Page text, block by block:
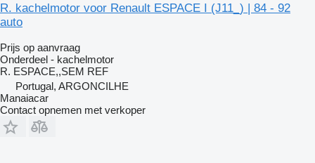
R. kachelmotor voor Renault ESPACE I (J11_) | 84 - 92
auto
Prijs op aanvraag
Onderdeel - kachelmotor
R. ESPACE,,SEM REF
Portugal, ARGONCILHE
Manaiacar
Contact opnemen met verkoper